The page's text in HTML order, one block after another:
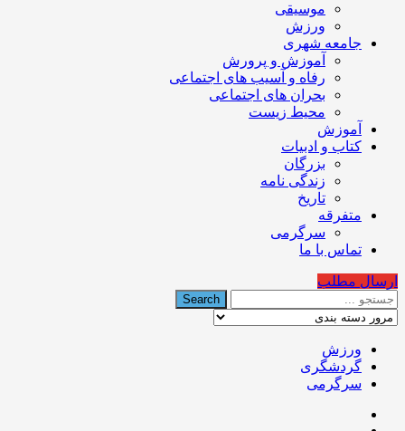
تهران
موسیقی
ورزش
جامعه شهری
آموزش و پرورش
رفاه و آسیب های اجتماعی
بحران های اجتماعی
محیط زیست
آموزش
کتاب و ادبیات
بزرگان
زندگی نامه
تاریخ
متفرقه
سرگرمی
تماس با ما
ارسال مطلب
ورزش
گردشگری
سرگرمی